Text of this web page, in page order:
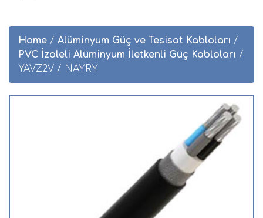
Home / Alüminyum Güç ve Tesisat Kabloları /
PVC İzoleli Alüminyum İletkenli Güç Kabloları /
YAVZ2V / NAYRY